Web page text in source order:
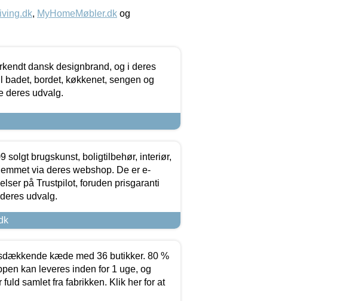
, MyHomeMøbler.dk og
dansk designbrand, og i deres
badet, bordet, køkkenet, sengen og
deres udvalg.
solgt brugskunst, boligtilbehør, interiør,
via deres webshop. De er e-
på Trustpilot, foruden prisgaranti
udvalg.
kæde med 36 butikker. 80 %
kan leveres inden for 1 uge, og
samlet fra fabrikken. Klik her for at